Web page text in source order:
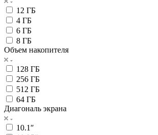
12 ГБ
4 ГБ
6 ГБ
8 ГБ
Объем накопителя
128 ГБ
256 ГБ
512 ГБ
64 ГБ
Диагональ экрана
10.1″